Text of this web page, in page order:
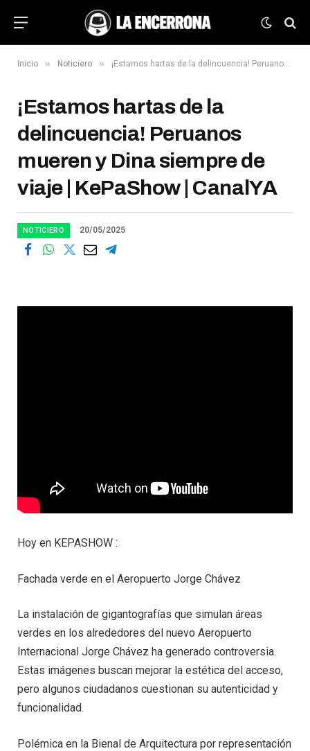
Inicio » Noticiero » ¡Estamos hartas de la delincuencia! Peruanos mueren y Dina siempre de viaje | KePaShow | CanalYA
¡Estamos hartas de la
delincuencia! Peruanos
mueren y Dina siempre de
viaje | KePaShow | CanalYA
NOTICIERO 20/05/2025
Hoy en KEPASHOW :
Fachada verde en el Aeropuerto Jorge Chávez
La instalación de gigantografías que simulan áreas
verdes en los alrededores del nuevo Aeropuerto
Internacional Jorge Chávez ha generado controversia.
Estas imágenes buscan mejorar la estética del acceso,
pero algunos ciudadanos cuestionan su autenticidad y
funcionalidad.
Polémica en la Bienal de Arquitectura por representación